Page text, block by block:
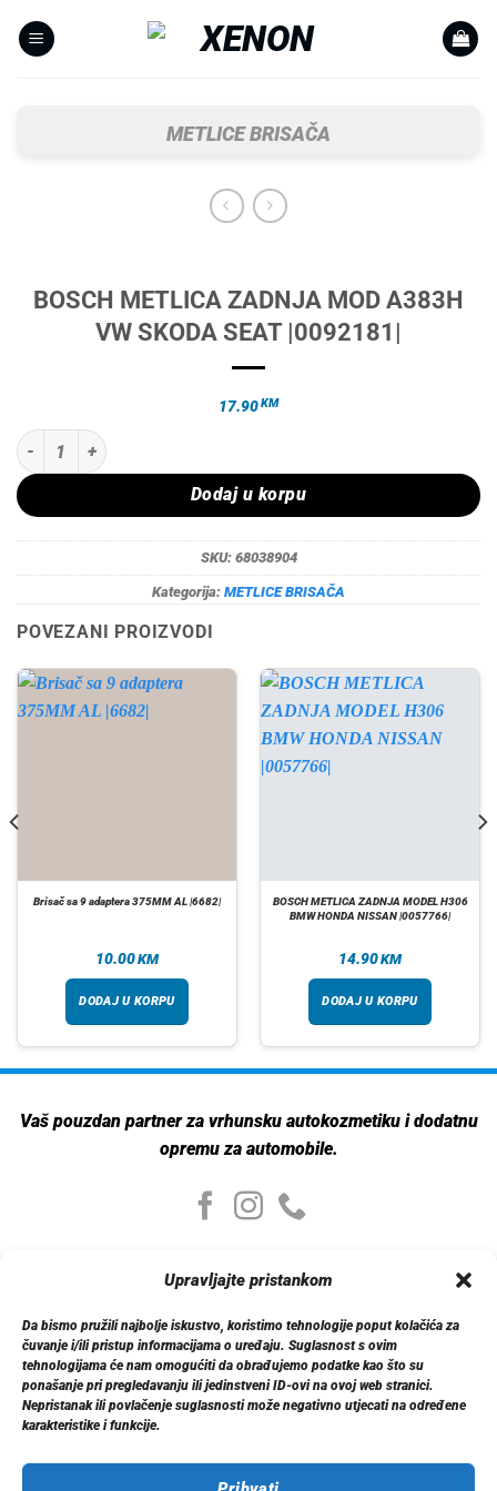
Upravljajte pristankom
Da bismo pružili najbolje iskustvo, koristimo tehnologije poput kolačića za
čuvanje i/ili pristup informacijama o uređaju. Suglasnost s ovim
tehnologijama će nam omogućiti da obrađujemo podatke kao što su
ponašanje pri pregledavanju ili jedinstveni ID-ovi na ovoj web stranici.
Nepristanak ili povlačenje suglasnosti može negativno utjecati na određene
karakteristike i funkcije.
METLICE BRISAČA
BOSCH METLICA ZADNJA MOD A383H
VW SKODA SEAT |0092181|
17.90KM
BOSCH METLICA ZADNJA MOD A383H VW SKODA SEAT |0092181|
Dodaj u korpu
SKU: 68038904
Kategorija: METLICE BRISAČA
POVEZANI PROIZVODI
Brisač sa 9 adaptera 375MM AL |6682|
10.00KM
DODAJ U KORPU
BOSCH METLICA ZADNJA MODEL H306
BMW HONDA NISSAN |0057766|
14.90KM
DODAJ U KORPU
Vaš pouzdan partner za vrhunsku autokozmetiku i dodatnu
opremu za automobile.
Moj nalog
Moj nalog
Moje narudžbe
Detalji računa
Log out
Informacije
Politika privatnosti